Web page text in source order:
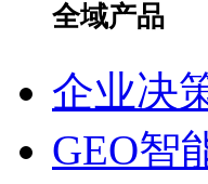
全域产品
企业决
GEO智